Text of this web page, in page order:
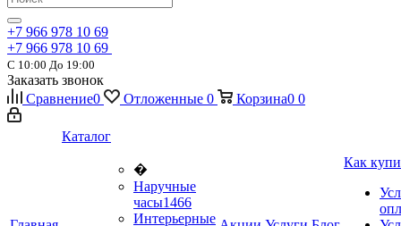
+7 966 978 10 69
+7 966 978 10 69
С 10:00 До 19:00
Заказать звонок
Сравнение0 Отложенные 0 Корзина0 0
Каталог
�
Наручные
часы1466
Интерьерные
Как